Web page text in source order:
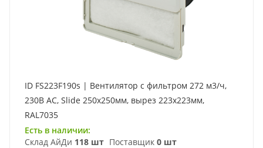
ID FS223F190s | Вентилятор с фильтром 272 м3/ч,
230В AC, Slide 250х250мм, вырез 223x223мм,
RAL7035
Есть в наличии:
Склад АйДи 118 шт Поставщик 0 шт